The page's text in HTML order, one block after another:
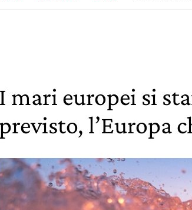
I mari europei si
previsto, l’Europa